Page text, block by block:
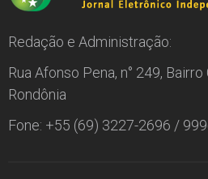
Redação e Administração:
Rua Afonso Pena, n° 249,
Rondônia
Fone: +55 (69) 3227-2696 /